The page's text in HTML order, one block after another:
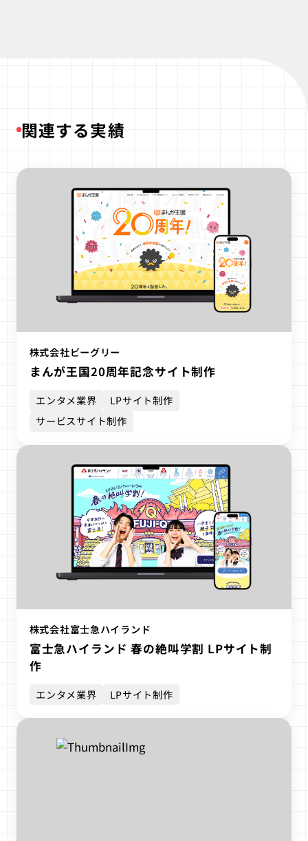
関連する実績
株式会社ビーグリー
まんが王国20周年記念サイト制作
エンタメ業界
LPサイト制作
サービスサイト制作
株式会社富士急ハイランド
富士急ハイランド 春の絶叫学割 LPサイト制
作
エンタメ業界 LPサイト制作